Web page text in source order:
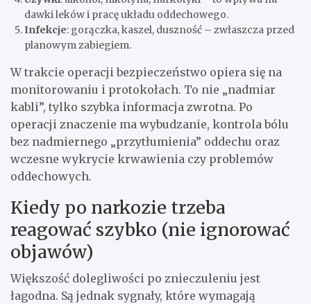
dawki leków i pracę układu oddechowego.
Infekcje: gorączka, kaszel, duszność – zwłaszcza przed
planowym zabiegiem.
W trakcie operacji bezpieczeństwo opiera się na
monitorowaniu i protokołach. To nie „nadmiar
kabli”, tylko szybka informacja zwrotna. Po
operacji znaczenie ma wybudzanie, kontrola bólu
bez nadmiernego „przytłumienia” oddechu oraz
wczesne wykrycie krwawienia czy problemów
oddechowych.
Kiedy po narkozie trzeba
reagować szybko (nie ignorować
objawów)
Większość dolegliwości po znieczuleniu jest
łagodna. Są jednak sygnały, które wymagają